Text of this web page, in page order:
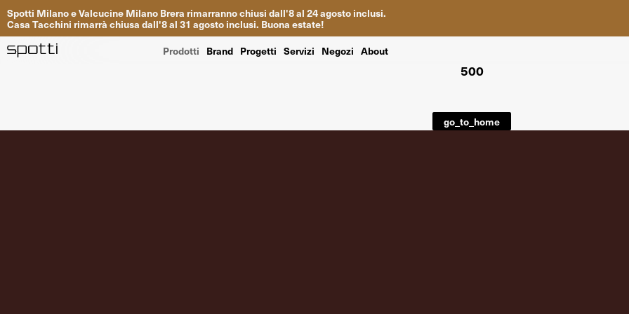
Spotti MilanoeValcucine Milano Brera rimarrannochiusi dall'8al 24agosto inclusi.
Casa Tacchini rimarrà chiusa dall'8al 31 agosto inclusi. Buona estate!
Prodotti Brand Progetti Servizi Negozi About
500
go_to_home